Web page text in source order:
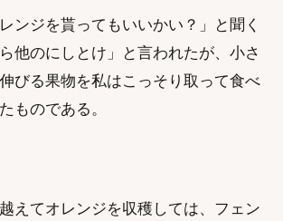
ンジを貰ってもいいかい？」と聞く
他のにしとけ」と言われたが、小さ
びる果物を私はこっそり取って食べ
ものである。
えてオレンジを収穫しては、フェン